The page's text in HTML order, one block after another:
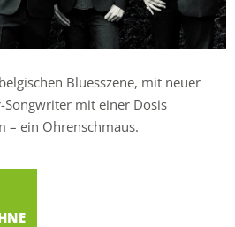
Bluesszene, mit neuer
Songwriter mit einer Dosis
– ein Ohrenschmaus.